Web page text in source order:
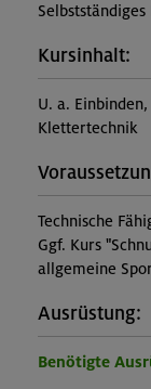
Kursinhalt:
U. a.
Klettertechnik
Technische
Ggf. Kurs
allgemeine
Ausrüstung:
Benötigte